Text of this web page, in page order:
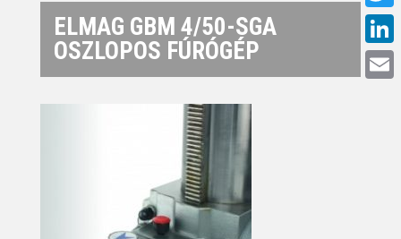
ELMAG GBM 4/50-SGA
OSZLOPOS FÚRÓGÉP